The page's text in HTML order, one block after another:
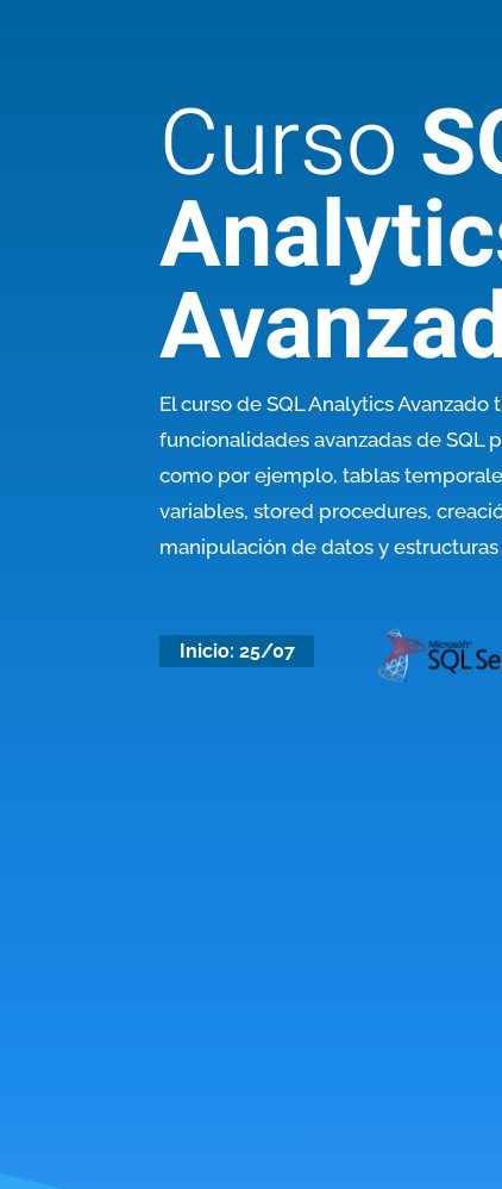
Curso
El curso de SQL Analytics Avanzado t
funcionalidades avanzadas de SQL
como por ejemplo, tablas
variables, stored procedures,
manipulación de datos y
Inicio: 25/07